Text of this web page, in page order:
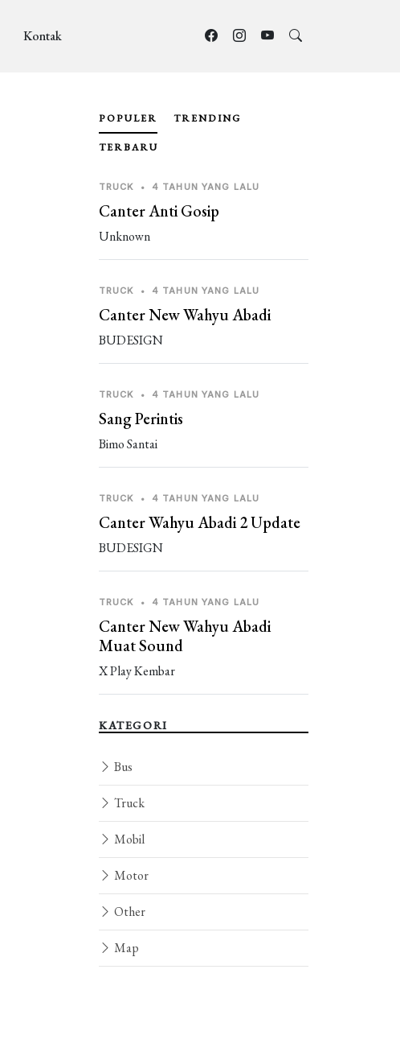
Kontak
POPULER TRENDING
TERBARU
TRUCK • 4 TAHUN YANG LALU
Canter Anti Gosip
Unknown
TRUCK • 4 TAHUN YANG LALU
Canter New Wahyu Abadi
BUDESIGN
TRUCK • 4 TAHUN YANG LALU
Sang Perintis
Bimo Santai
TRUCK • 4 TAHUN YANG LALU
Canter Wahyu Abadi 2 Update
BUDESIGN
TRUCK • 4 TAHUN YANG LALU
Canter New Wahyu Abadi
Muat Sound
X Play Kembar
KATEGORI
Bus
Truck
Mobil
Motor
Other
Map